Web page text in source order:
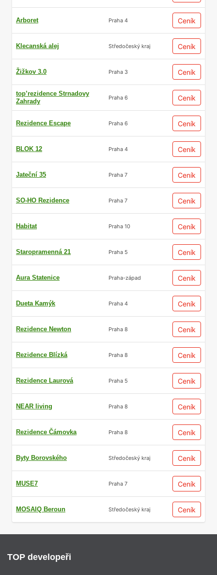
Arboret Praha 4 Ceník
Klecanská alej Středočeský kraj Ceník
Žižkov 3.0 Praha 3 Ceník
top’rezidence Strnadovy
Zahrady
Praha 6 Ceník
Rezidence Escape Praha 6 Ceník
BLOK 12 Praha 4 Ceník
Jateční 35 Praha 7 Ceník
SO-HO Rezidence Praha 7 Ceník
Habitat Praha 10 Ceník
Staropramenná 21 Praha 5 Ceník
Aura Statenice Praha-západ Ceník
Dueta Kamýk Praha 4 Ceník
Rezidence Newton Praha 8 Ceník
Rezidence Blízká Praha 8 Ceník
Rezidence Laurová Praha 5 Ceník
NEAR living Praha 8 Ceník
Rezidence Čámovka Praha 8 Ceník
Byty Borovského Středočeský kraj Ceník
MUSE7 Praha 7 Ceník
MOSAIQ Beroun Středočeský kraj Ceník
TOP developeři